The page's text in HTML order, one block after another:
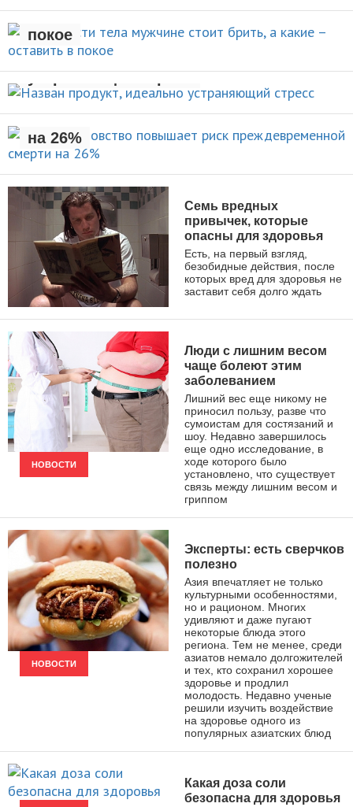
НОВОСТИ
брить, а какие – оставить в
покое
УХОД ЗА СОБОЙ
Назван продукт, идеально
устраняющий стресс
НОВОСТИ
Раннее отцовство повышает
риск преждевременной смерти
на 26%
НОВОСТИ
ЗДОРОВЫЙ ОБРАЗ ЖИЗНИ
Семь вредных
привычек, которые
опасны для здоровья
Есть, на первый взгляд,
безобидные действия, после
которых вред для здоровья не
заставит себя долго ждать
НОВОСТИ
Люди с лишним весом
чаще болеют этим
заболеванием
Лишний вес еще никому не
приносил пользу, разве что
сумоистам для состязаний и
шоу. Недавно завершилось
еще одно исследование, в
ходе которого было
установлено, что существует
связь между лишним весом и
гриппом
НОВОСТИ
Эксперты: есть сверчков
полезно
Азия впечатляет не только
культурными особенностями,
но и рационом. Многих
удивляют и даже пугают
некоторые блюда этого
региона. Тем не менее, среди
азиатов немало долгожителей
и тех, кто сохранил хорошее
здоровье и продлил
молодость. Недавно ученые
решили изучить воздействие
на здоровье одного из
популярных азиатских блюд
Какая доза соли
безопасна для здоровья